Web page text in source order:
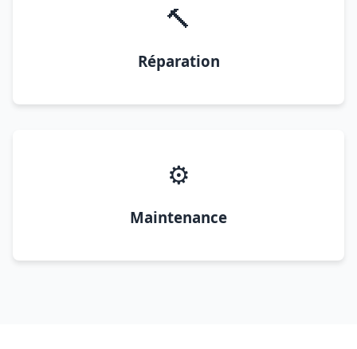
🔨
Réparation
⚙️
Maintenance